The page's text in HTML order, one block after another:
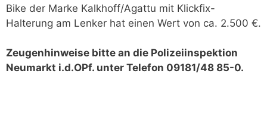
Bike der Marke Kalkhoff/Agattu mit Klickfix-
Halterung am Lenker hat einen Wert von ca. 2.500 €.
Zeugenhinweise bitte an die Polizeiinspektion
Neumarkt i.d.OPf. unter Telefon 09181/48 85-0.